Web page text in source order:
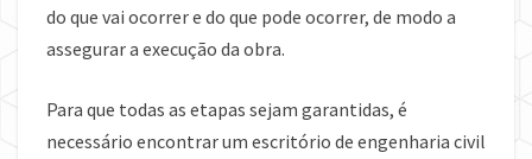
do que vai ocorrer e do que pode ocorrer, de modo a
assegurar a execução da obra.
Para que todas as etapas sejam garantidas, é
necessário encontrar um escritório de engenharia civil